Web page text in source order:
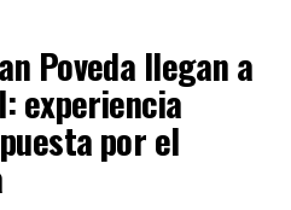
web/escuchar-
usa/
parte del trabajo de
informa de manera directa y
ningún partido.
vuelo AV112 de Avianca,
Internacional de
aeropuerto José María
como desaparecidos
Poveda llegan a
experiencia
por el